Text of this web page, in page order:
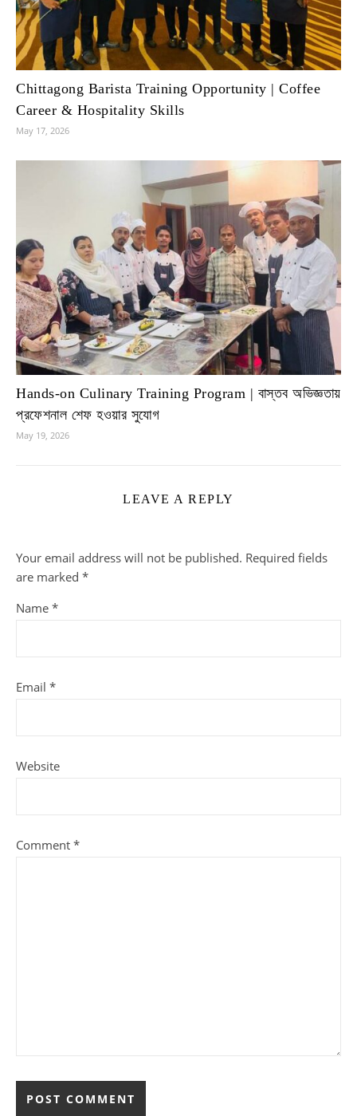
Chittagong Barista Training Opportunity | Coffee
Career & Hospitality Skills
May 17, 2026
Hands-on Culinary Training Program | বাস্তব অভিজ্ঞতায়
প্রফেশনাল শেফ হওয়ার সুযোগ
May 19, 2026
LEAVE A REPLY
Your email address will not be published. Required fields
are marked *
Name *
Email *
Website
Comment *